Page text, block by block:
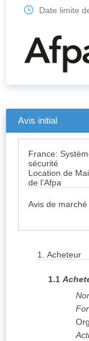
Date limite
Avis initial
France:
sécurité
Location de
de l'Afpa
Avis de
1. Acheteur
1.1